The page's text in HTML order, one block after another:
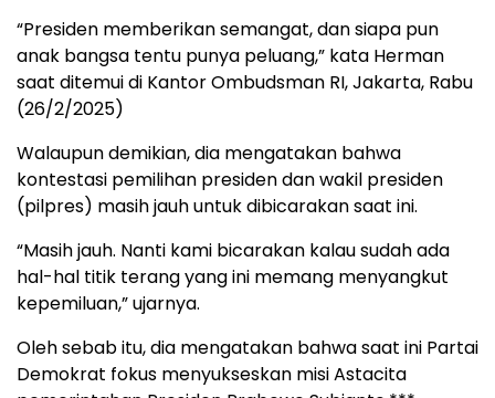
“Presiden memberikan semangat, dan siapa pun
anak bangsa tentu punya peluang,” kata Herman
saat ditemui di Kantor Ombudsman RI, Jakarta, Rabu
(26/2/2025)
Walaupun demikian, dia mengatakan bahwa
kontestasi pemilihan presiden dan wakil presiden
(pilpres) masih jauh untuk dibicarakan saat ini.
“Masih jauh. Nanti kami bicarakan kalau sudah ada
hal-hal titik terang yang ini memang menyangkut
kepemiluan,” ujarnya.
Oleh sebab itu, dia mengatakan bahwa saat ini Partai
Demokrat fokus menyukseskan misi Astacita